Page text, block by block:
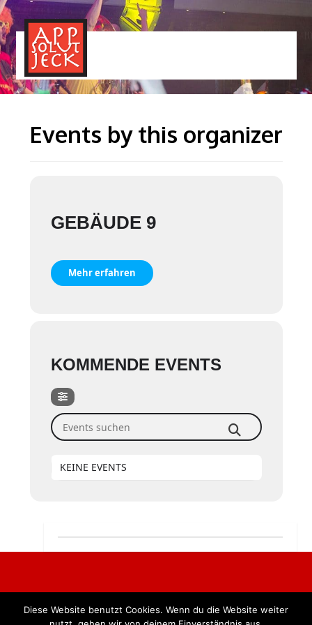
Events by this organizer
GEBÄUDE 9
Mehr erfahren
KOMMENDE EVENTS
Events suchen
KEINE EVENTS
Alle Rechte vorbehalten. BKB Verlag GmbH
Diese Website benutzt Cookies. Wenn du die Website weiter